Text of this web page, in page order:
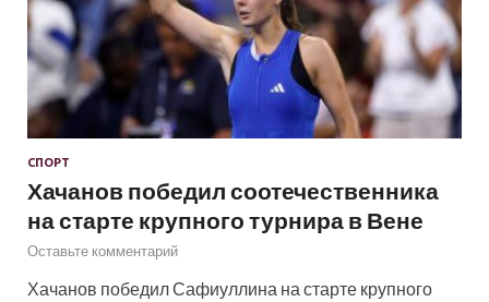
СПОРТ
Хачанов победил соотечественника
на старте крупного турнира в Вене
Оставьте комментарий
Хачанов победил Сафиуллина на старте крупного